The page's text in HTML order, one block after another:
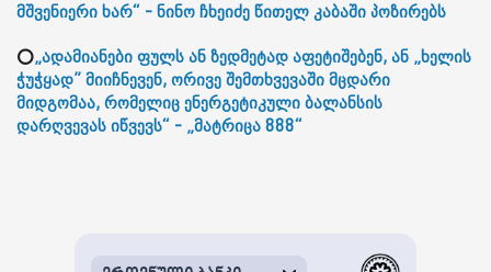
მშვენიერი ხარ“ - ნინო ჩხეიძე წითელ კაბაში პოზირებს
⭕„ადამიანები ფულს ან ზედმეტად აფეტიშებენ, ან „ხელის
ჭუჭყად” მიიჩნევენ, ორივე შემთხვევაში მცდარი
მიდგომაა, რომელიც ენერგეტიკული ბალანსის
დარღვევას იწვევს“ - „მატრიცა 888“